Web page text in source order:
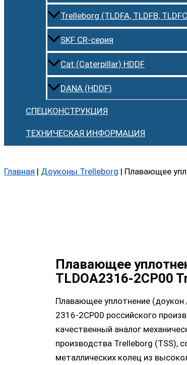
Trelleborg (TLDFA, TLDFB,
SKF CR-серия
Cat (Caterpillar) HDDF
DANA (HDDF)
СПЕЦКОНСТРУКЦИЯ
ТЕХНИЧЕСКАЯ ИНФОРМАЦИЯ
Главная | Доуконы Trelleborg | Плавающее
Плавающее
TLDOA2316-2CP00
Плавающее уплотнение
2316-2CP00 российского
качественный аналог
производства Trelleborg (TSS),
металлических колец из